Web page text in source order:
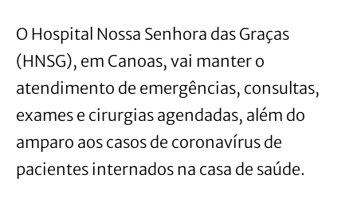
O Hospital Nossa Senhora das Graças
(HNSG), em Canoas, vai manter o
atendimento de emergências, consultas,
exames e cirurgias agendadas, além do
amparo aos casos de coronavírus de
pacientes internados na casa de saúde.